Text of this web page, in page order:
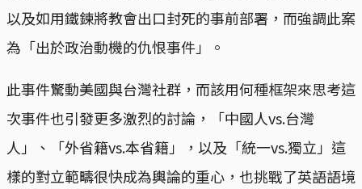
以及如用鐵鍊將教會出口封死的事前部署，而強調此案
為「出於政治動機的仇恨事件」。
此事件驚動美國與台灣社群，而該用何種框架來思考這
次事件也引發更多激烈的討論，「中國人vs.台灣
人」、「外省籍vs.本省籍」，以及「統一vs.獨立」這
樣的對立範疇很快成為輿論的重心，也挑戰了英語語境